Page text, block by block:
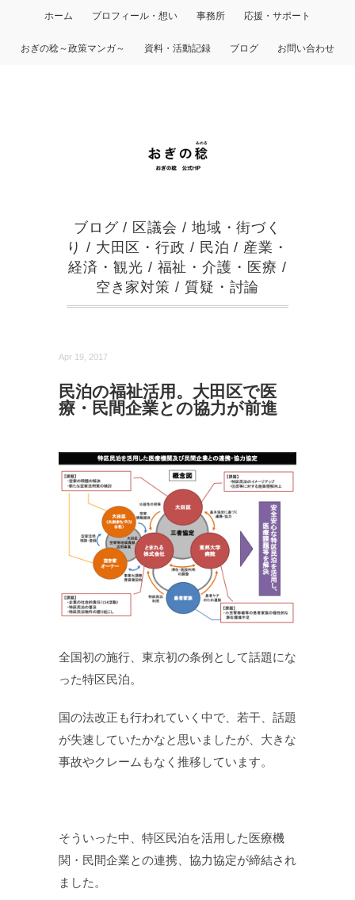
ホーム プロフィール・想い 事務所 応援・サポート
おぎの稔～政策マンガ～ 資料・活動記録 ブログ お問い合わせ
ブログ/ 区議会 / 地域・街づく
り / 大田区・行政 / 民泊 / 産業・
経済・観光 / 福祉・介護・医療 /
空き家対策 / 質疑・討論
Apr 19, 2017
民泊の福祉活用。大田区で医
療・民間企業との協力が前進
全国初の施行、東京初の条例として話題にな
った特区民泊。
国の法改正も行われていく中で、若干、話題
が失速していたかなと思いましたが、大きな
事故やクレームもなく推移しています。
そういった中、特区民泊を活用した医療機
関・民間企業との連携、協力協定が締結され
ました。